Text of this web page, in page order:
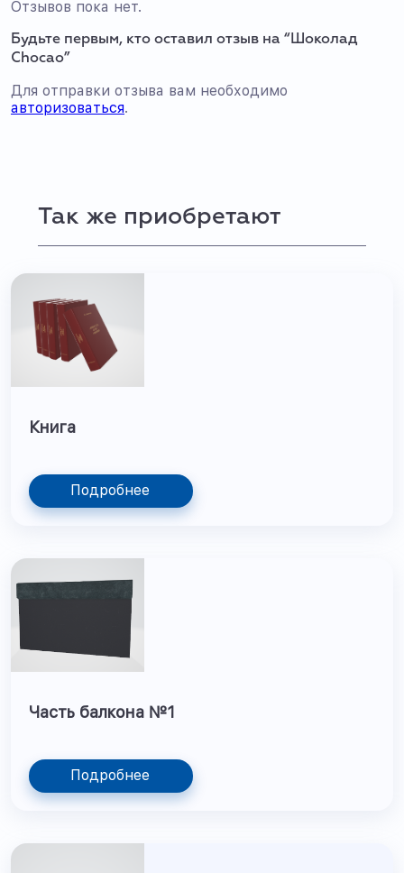
Отзывов пока нет.
Будьте первым, кто оставил отзыв на “Шоколад
Chocao”
Для отправки отзыва вам необходимо
авторизоваться.
Так же приобретают
Книга
Подробнее
Часть балкона №1
Подробнее